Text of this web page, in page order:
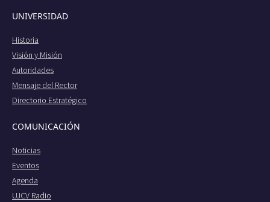
UNIVERSIDAD
Historia
Visión y Misión
Autoridades
Mensaje del Rector
Directorio Estratégico
COMUNICACIÓN
Noticias
Eventos
Agenda
UJCV Radio